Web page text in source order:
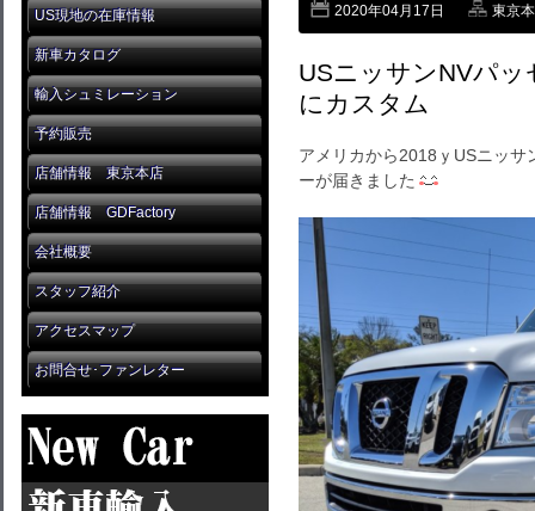
US現地の在庫情報
新車カタログ
輸入シュミレーション
予約販売
店舗情報 東京本店
店舗情報 GDFactory
会社概要
スタッフ紹介
アクセスマップ
お問合せ･ファンレター
2020年04月17日 東京
USニッサンNVパ
にカスタム
アメリカから2018ｙUSニッ
ーが届きました